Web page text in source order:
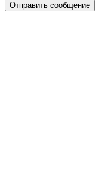
Отправить сообщение